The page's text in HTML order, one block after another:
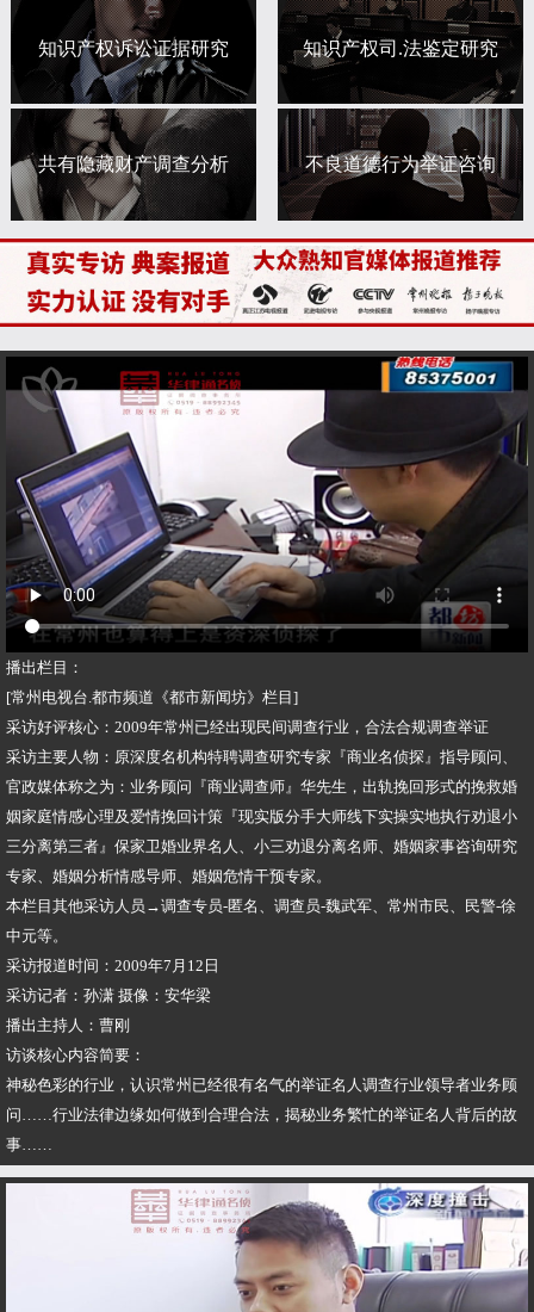
知识产权诉讼证据研究 知识产权司.法鉴定研究
共有隐藏财产调查分析 不良道德行为举证咨询
播出栏目：
[常州电视台.都市频道《都市新闻坊》栏目]
采访好评核心：2009年常州已经出现民间调查行业，合法合规调查举证
采访主要人物：原深度名机构特聘调查研究专家『商业名侦探』指导顾问、
官政媒体称之为：业务顾问『商业调查师』华先生，出轨挽回形式的挽救婚
姻家庭情感心理及爱情挽回计策『现实版分手大师线下实操实地执行劝退小
三分离第三者』保家卫婚业界名人、小三劝退分离名师、婚姻家事咨询研究
专家、婚姻分析情感导师、婚姻危情干预专家。
本栏目其他采访人员→调查专员-匿名、调查员-魏武军、常州市民、民警-徐
中元等。
采访报道时间：2009年7月12日
采访记者：孙潇 摄像：安华梁
播出主持人：曹刚
访谈核心内容简要：
神秘色彩的行业，认识常州已经很有名气的举证名人调查行业领导者业务顾
问……行业法律边缘如何做到合理合法，揭秘业务繁忙的举证名人背后的故
事……